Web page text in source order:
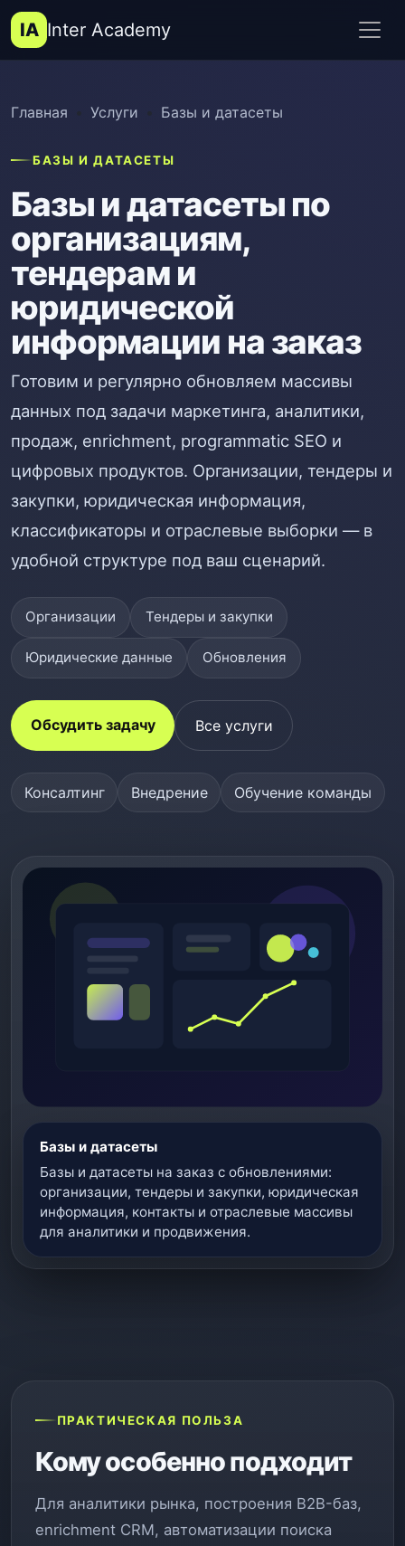
IA Inter Academy
Главная Услуги Базы и датасеты
БАЗЫ И ДАТАСЕТЫ
Базы и датасеты по
организациям,
тендерам и
юридической
информации на заказ
Готовим и регулярно обновляем массивы
данных под задачи маркетинга, аналитики,
продаж, enrichment, programmatic SEO и
цифровых продуктов. Организации, тендеры и
закупки, юридическая информация,
классификаторы и отраслевые выборки — в
удобной структуре под ваш сценарий.
Организации Тендеры и закупки
Юридические данные Обновления
Обсудить задачу Все услуги
Консалтинг Внедрение Обучение команды
Базы и датасеты
Базы и датасеты на заказ с обновлениями:
организации, тендеры и закупки, юридическая
информация, контакты и отраслевые массивы
для аналитики и продвижения.
ПРАКТИЧЕСКАЯ ПОЛЬЗА
Кому особенно подходит
Для аналитики рынка, построения B2B-баз,
enrichment CRM, автоматизации поиска